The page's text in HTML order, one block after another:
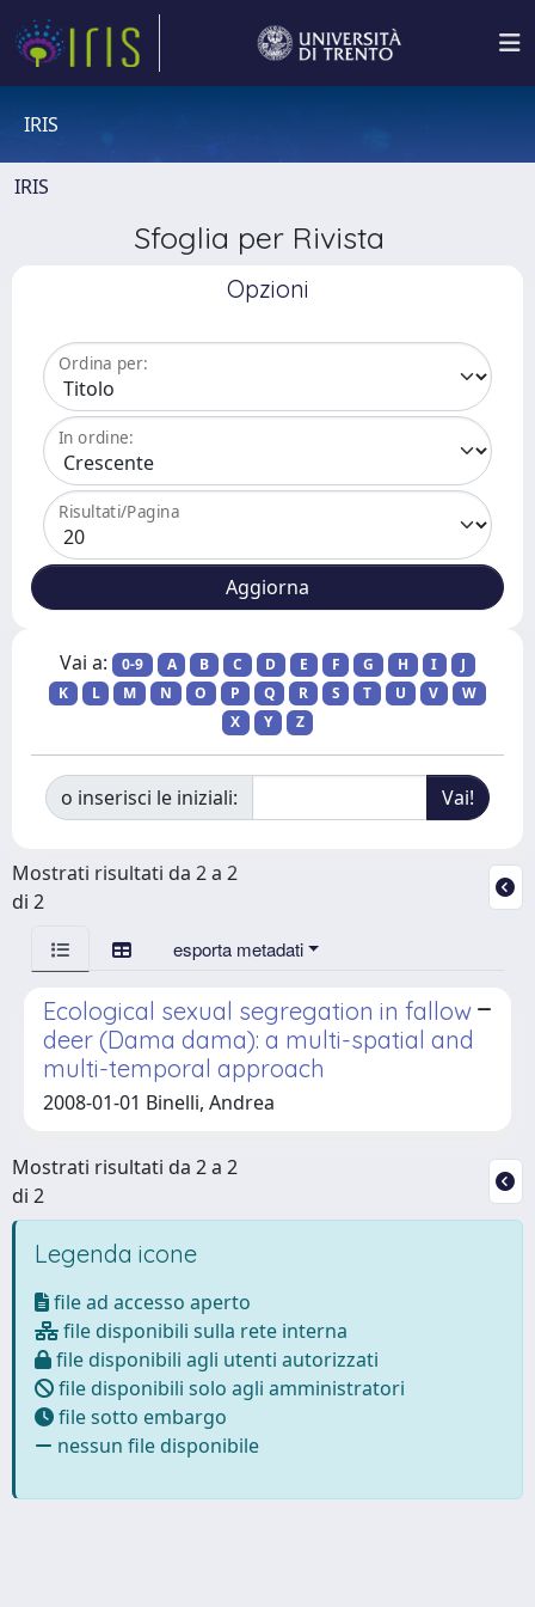
IRIS
IRIS
Sfoglia per Rivista
Opzioni
Ordina per:
In ordine:
Risultati/Pagina
Vai a: 0-9 A B C D E F G H I
J
K
L M N O P Q R S T U V
W
X
Y Z
o inserisci le iniziali:
Mostrati risultati da 2 a 2
di 2
esporta metadati
Ecological sexual segregation in fallow
deer (Dama dama): a multi-spatial and
multi-temporal approach
2008-01-01 Binelli, Andrea
Mostrati risultati da 2 a 2
di 2
Legenda icone
file ad accesso aperto
file disponibili sulla rete interna
file disponibili agli utenti autorizzati
file disponibili solo agli amministratori
file sotto embargo
nessun file disponibile